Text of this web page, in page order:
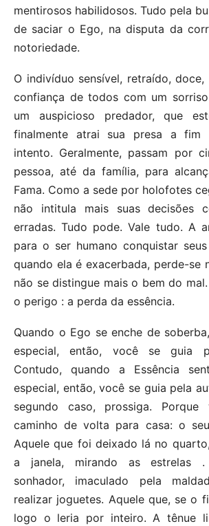
mentirosos habilidosos. Tudo pela
de saciar o Ego, na disputa da
notoriedade.
O indivíduo sensível, retraído,
confiança de todos com um
um auspicioso predador, que
finalmente atrai sua presa a fim
intento. Geralmente, passam por
pessoa, até da família, para
Fama. Como a sede por holofotes
não intitula mais suas decisões
erradas. Tudo pode. Vale tudo. A
para o ser humano conquistar
quando ela é exacerbada, perde-se
não se distingue mais o bem do
o perigo : a perda da essência.
Quando o Ego se enche de
especial, então, você se guia
Contudo, quando a Essência
especial, então, você se guia pela
segundo caso, prossiga.
caminho de volta para casa: o
Aquele que foi deixado lá no
a janela, mirando as estrelas .
sonhador, imaculado pela
realizar joguetes. Aquele que, se o
logo o leria por inteiro. A tênue